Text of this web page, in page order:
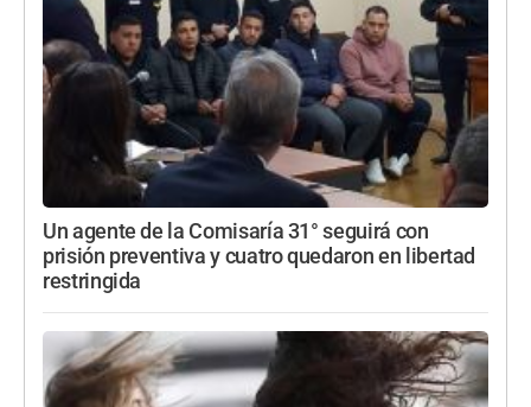
Un agente de la Comisaría 31° seguirá con
prisión preventiva y cuatro quedaron en libertad
restringida